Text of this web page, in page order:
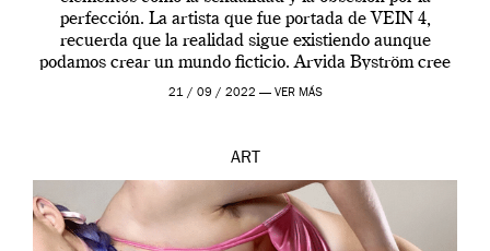
perfección. La artista que fue portada de VEIN 4,
recuerda que la realidad sigue existiendo aunque
podamos crear un mundo ficticio. Arvida Byström cree
que los humanos tienen un complejo […]
21 / 09 / 2022 — VER MÁS
ART